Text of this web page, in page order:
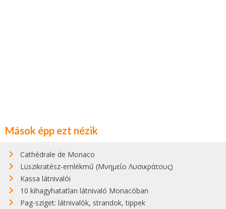
Mások épp ezt nézik
Cathédrale de Monaco
Lüszikratész-emlékmű (Μνημείο Λυσικράτους)
Kassa látnivalói
10 kihagyhatatlan látnivaló Monacóban
Pag-sziget: látnivalók, strandok, tippek